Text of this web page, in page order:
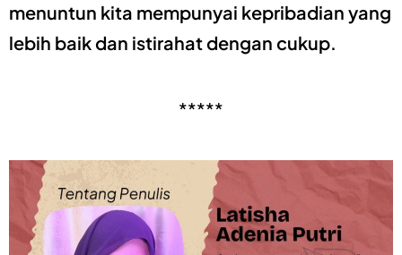
menuntun kita mempunyai kepribadian yang
lebih baik dan istirahat dengan cukup.
*****